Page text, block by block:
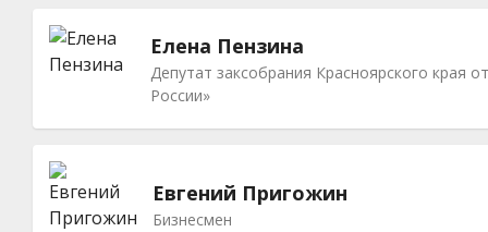
Елена Пензина
Депутат заксобрания Красноярского края
России»
Евгений Пригожин
Бизнесмен